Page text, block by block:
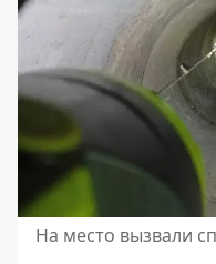
На место вызвали